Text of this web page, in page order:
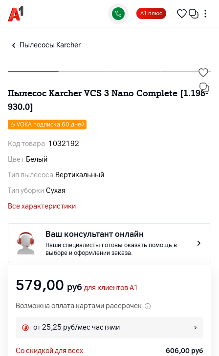
А1 плюс
Пылесосы Karcher
Пылесос Karcher VCS 3 Nano Complete [1.198-
930.0]
VOKA подписка 60 дней
Код товара 1032192
Цвет Белый
Тип пылесоса Вертикальный
Тип уборки Сухая
Все характеристики
Ваш консультант онлайн
Наши специалисты готовы оказать помощь в
выборе и оформлении заказа.
579,00 руб для клиентов A1
Возможна оплата картами рассрочек
от 25,25 руб/мес частями
со скидкой для всех 606,00 руб